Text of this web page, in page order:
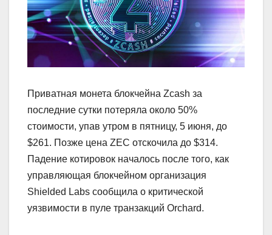
Приватная монета блокчейна Zcash за
последние сутки потеряла около 50%
стоимости, упав утром в пятницу, 5 июня, до
$261. Позже цена ZEC отскочила до $314.
Падение котировок началось после того, как
управляющая блокчейном организация
Shielded Labs сообщила о критической
уязвимости в пуле транзакций Orchard.